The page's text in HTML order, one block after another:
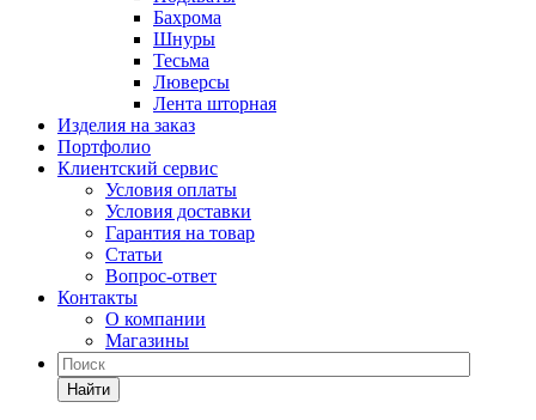
Бахрома
Шнуры
Тесьма
Люверсы
Лента шторная
Изделия на заказ
Портфолио
Клиентский сервис
Условия оплаты
Условия доставки
Гарантия на товар
Статьи
Вопрос-ответ
Контакты
О компании
Магазины
Найти